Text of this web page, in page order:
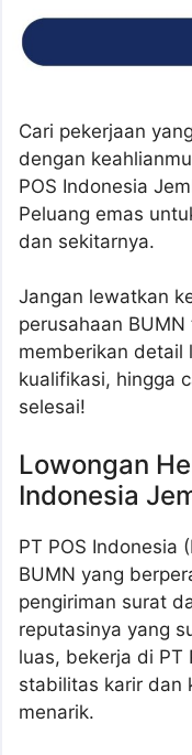
Cari pekerjaan
dengan
POS Indonesia
Peluang emas
dan sekitarnya.
Jangan lewatkan
perusahaan
memberikan detail
kualifikasi, hingga
selesai!
Lowongan
Indonesia
PT POS Indonesia
BUMN yang
pengiriman surat
reputasinya yang
luas, bekerja di PT
stabilitas karir dan
menarik.